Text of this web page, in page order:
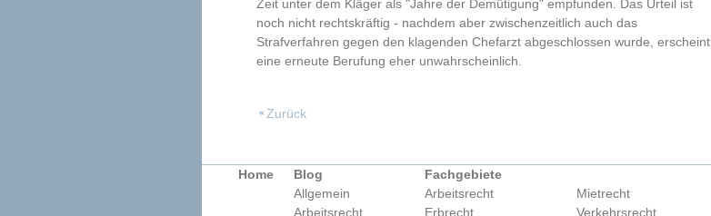
Zeit unter dem Kläger als "Jahre der Demütigung" empfunden. Das Urteil ist
noch nicht rechtskräftig - nachdem aber zwischenzeitlich auch das
Strafverfahren gegen den klagenden Chefarzt abgeschlossen wurde, erscheint
eine erneute Berufung eher unwahrscheinlich.
Zurück
Home Blog Fachgebiete
Allgemein
Arbeitsrecht
Arbeitsrecht
Erbrecht
Mietrecht
Verkehrsrecht